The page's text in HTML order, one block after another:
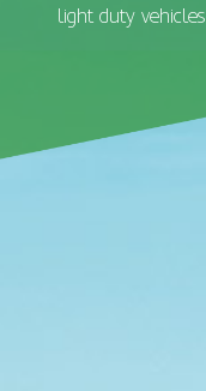
light duty vehicles